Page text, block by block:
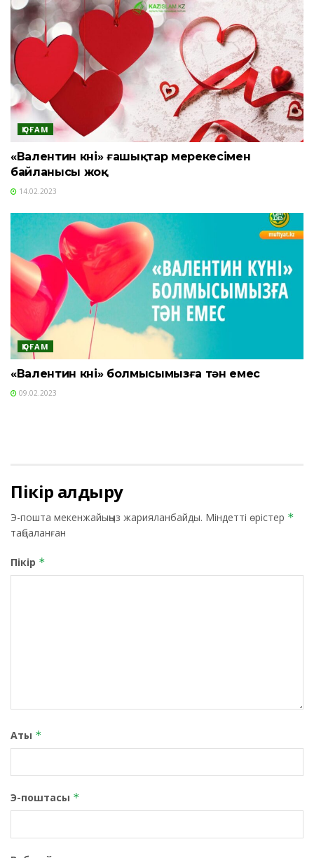
ҚОҒАМ
«Валентин күні» ғашықтар мерекесімен
байланысы жоқ
14.02.2023
ҚОҒАМ
«Валентин күні» болмысымызға тән емес
09.02.2023
Пікір қалдыру
Э-пошта мекенжайыңыз жарияланбайды. Міндетті өрістер *
таңбаланған
Пікір *
Аты *
Э-поштасы *